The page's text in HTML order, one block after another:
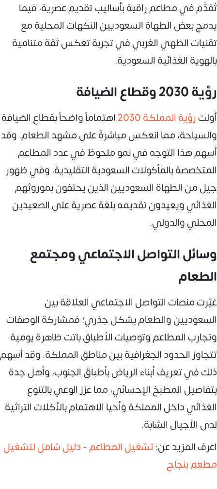
تُقدَّم في مطاعم راقية بأساليب تقديم عصرية، فيما
يدمج بعض الطهاة السعوديين النكهات المحلية مع
تقنيات الطهي الغربي في تجربة تعكس ثقة متنامية
بالهوية الغذائية السعودية.
رؤية 2030 وقطاع الضيافة
أولترؤية المملكة 2030
اهتماماً واضحاً بقطاع الضيافة
والسياحة، مما انعكس مباشرةً على مشهد الطعام. وقد
أسهم هذا التوجه في نمو ملحوظ في عدد المطاعم
المتخصصة بالمأكولات السعودية التقليدية، وفي ظهور
جيل من الطهاة السعوديين الذين يحتفون بموروثهم
الغذائي ويعيدون تقديمه بلغة عصرية على الصعيدين
المحلي والدولي.
وسائل التواصل الاجتماعي ومجتمع
الطعام
غيّرت منصات التواصل الاجتماعي العلاقة بين
السعوديين والطعام بشكل جذري؛ فمشاركة الوصفات
وتجارب المطاعم وتوصيات الأطباق باتت ظاهرة يومية
تتجاوز الحدود الجغرافية بين مناطق المملكة. وقد أسهم
ذلك في تعريف أبناء الرياض بأطباق الجنوب، وأهل جدة
بتفاصيل المطبخ الإحسائي، مما عزز الوعي بالتنوع
الغذائي داخل المملكة وأحيا الاهتمام بالأكلات التراثية
لدى الأجيال الشابة.
اعرف المزيد عن:تشغيل المطاعم - دليل شامل لتشغيل
مطعم بنجاح